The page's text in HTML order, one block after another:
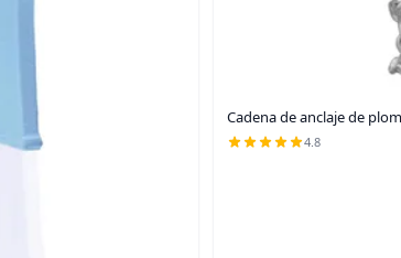
Cadena de anclaje de
4.8